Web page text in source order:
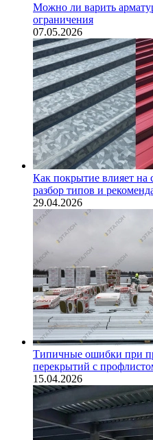
Можно ли варить
ограничения
07.05.2026
Как покрытие влияет на
разбор типов и
29.04.2026
Типичные ошибки при
перекрытий с
15.04.2026